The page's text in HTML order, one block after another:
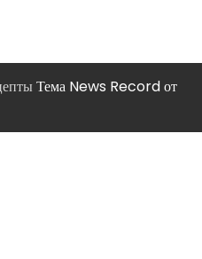
Тема News Record от